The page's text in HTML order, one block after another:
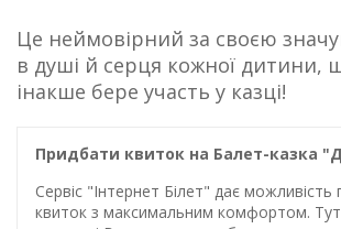
Це неймовірний за своєю
в душі й серця кожної дитини,
інакше бере участь у казці!
Придбати квиток на Балет-казка
Сервіс "Інтернет Білет" дає можливість
квиток з максимальним комфортом.